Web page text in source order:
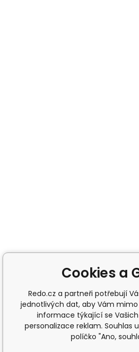
Cookies a
Redo.cz a partneři potřebují
jednotlivých dat, aby Vám
informace týkající se
personalizace reklam. Souhlas
políčko "Ano,